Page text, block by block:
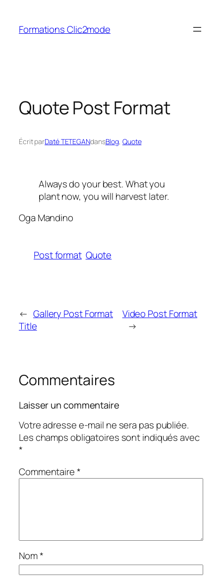
contenu
Formations Clic2mode
Quote Post Format
Écrit parDaté TETEGANdansBlog, Quote
Always do your best. What you
plant now, you will harvest later.
Oga Mandino
Post format Quote
← Gallery Post Format
Title
Video Post Format
→
Commentaires
Laisser un commentaire
Votre adresse e-mail ne sera pas publiée.
Les champs obligatoires sont indiqués avec
*
Commentaire*
Nom*